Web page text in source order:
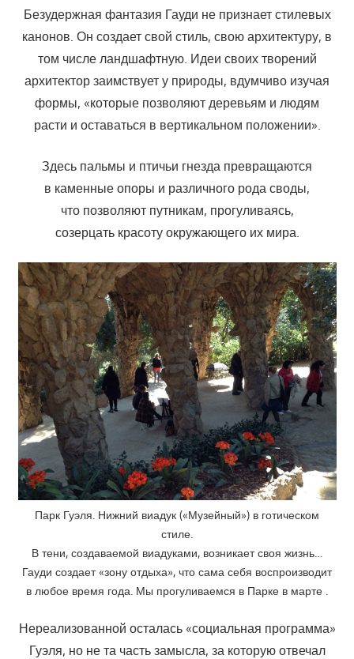
Безудержная фантазия Гауди не признает стилевых
канонов. Он создает свой стиль, свою архитектуру, в
том числе ландшафтную. Идеи своих творений
архитектор заимствует у природы, вдумчиво изучая
формы, «которые позволяют деревьям и людям
расти и оставаться в вертикальном положении».
Здесь пальмы и птичьи гнезда превращаются
в каменные опоры и различного рода своды,
что позволяют путникам, прогуливаясь,
созерцать красоту окружающего их мира.
Парк Гуэля. Нижний виадук («Музейный») в готическом
стиле.
В тени, создаваемой виадуками, возникает своя жизнь…
Гауди создает «зону отдыха», что сама себя воспроизводит
в любое время года. Мы прогуливаемся в Парке в марте .
Нереализованной осталась «социальная программа»
Гуэля, но не та часть замысла, за которую отвечал